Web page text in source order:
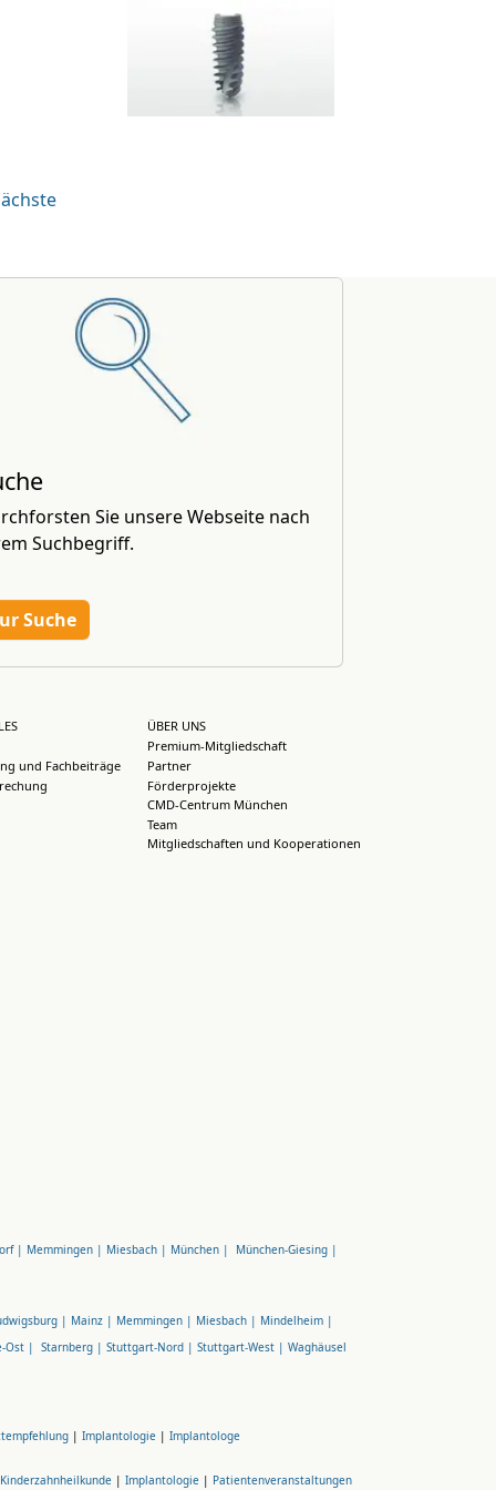
Sie unsere Webseite nach
Suchbegriff.
Suche
und Fachbeiträge
ÜBER UNS
Premium-Mitgliedschaft
Partner
Förderprojekte
CMD-Centrum München
Team
Mitgliedschaften und Kooperationen
| Memmingen | Miesbach | München | München-Giesing |
| Mainz | Memmingen | Miesbach | Mindelheim |
Ost | Starnberg | Stuttgart-Nord | Stuttgart-West | Waghäusel
| Implantologie | Implantologe
Kinderzahnheilkunde | Implantologie | Patientenveranstaltungen